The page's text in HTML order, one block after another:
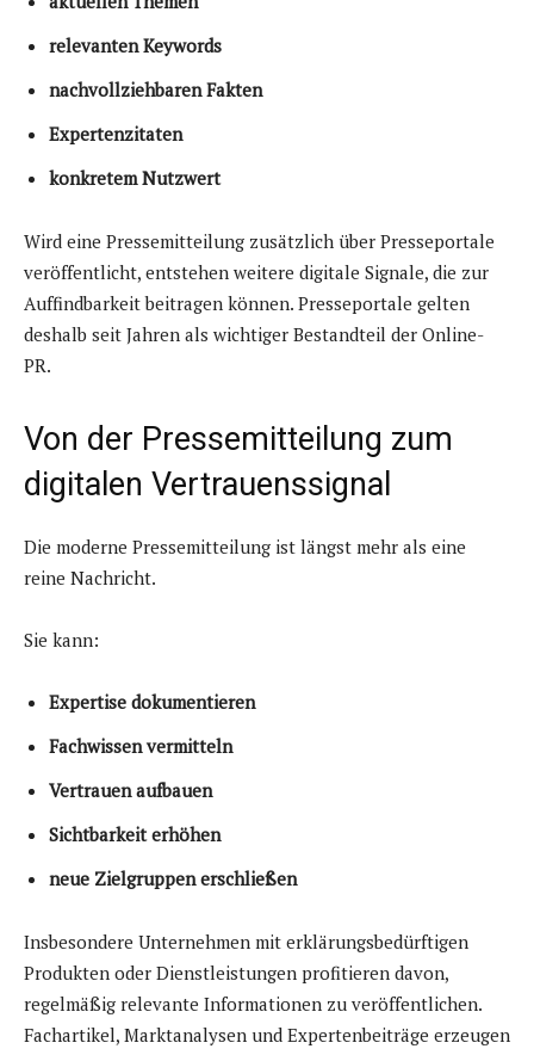
relevanten Keywords
nachvollziehbaren Fakten
Expertenzitaten
konkretem Nutzwert
Wird eine Pressemitteilung zusätzlich über Presseportale
veröffentlicht, entstehen weitere digitale Signale, die zur
Auffindbarkeit beitragen können. Presseportale gelten
deshalb seit Jahren als wichtiger Bestandteil der Online-
PR.
Von der Pressemitteilung zum
digitalen Vertrauenssignal
Die moderne Pressemitteilung ist längst mehr als eine
reine Nachricht.
Sie kann:
Expertise dokumentieren
Fachwissen vermitteln
Vertrauen aufbauen
Sichtbarkeit erhöhen
neue Zielgruppen erschließen
Insbesondere Unternehmen mit erklärungsbedürftigen
Produkten oder Dienstleistungen profitieren davon,
regelmäßig relevante Informationen zu veröffentlichen.
Fachartikel, Marktanalysen und Expertenbeiträge erzeugen